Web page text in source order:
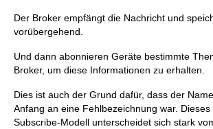
Der Broker empfängt die Nachricht und
vorübergehend.
Und dann abonnieren Geräte bestimmte
Broker, um diese Informationen zu erhalten.
Dies ist auch der Grund dafür, dass der
Anfang an eine Fehlbezeichnung war. Dieses
Subscribe-Modell unterscheidet sich stark